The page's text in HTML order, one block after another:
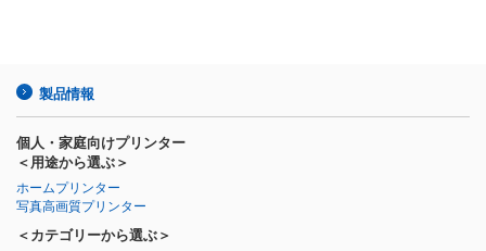
製品情報
個人・家庭向けプリンター
＜用途から選ぶ＞
ホームプリンター
写真高画質プリンター
＜カテゴリーから選ぶ＞